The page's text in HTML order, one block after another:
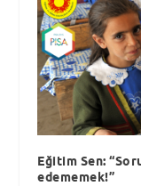
Eğitim Sen:
edememek!”